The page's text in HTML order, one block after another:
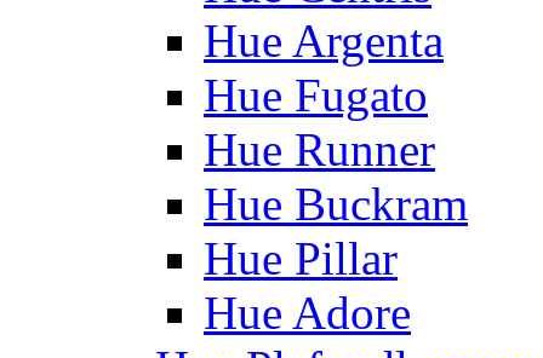
Hue Argenta
Hue Fugato
Hue Runner
Hue Buckram
Hue Pillar
Hue Adore